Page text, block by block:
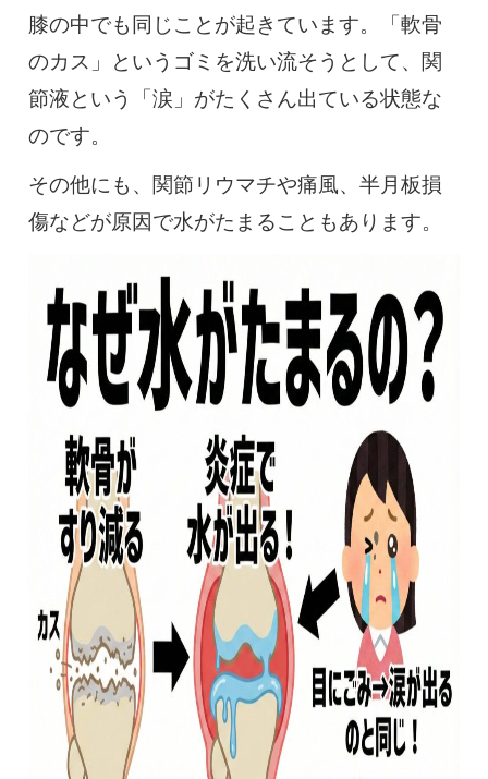
膝の中でも同じことが起きています。「軟骨
のカス」というゴミを洗い流そうとして、関
節液という「涙」がたくさん出ている状態な
のです。
その他にも、関節リウマチや痛風、半月板損
傷などが原因で水がたまることもあります。